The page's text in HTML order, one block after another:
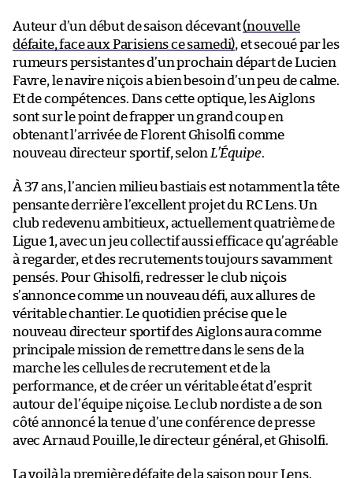
Auteur d’un début de saison décevant(nouvelle
défaite, face aux Parisiens ce samedi), et secoué par les
rumeurs persistantes d’un prochain départ de Lucien
Favre, le navire niçois a bien besoin d’un peu de calme.
Et de compétences. Dans cette optique, les Aiglons
sont sur le point de frapper un grand coup en
obtenant l’arrivée de Florent Ghisolfi comme
nouveau directeur sportif, selon L’Équipe.
À 37 ans, l’ancien milieu bastiais est notamment la tête
pensante derrière l’excellent projet du RC Lens. Un
club redevenu ambitieux, actuellement quatrième de
Ligue 1, avec un jeu collectif aussi efficace qu’agréable
à regarder, et des recrutements toujours savamment
pensés. Pour Ghisolfi, redresser le club niçois
s’annonce comme un nouveau défi, aux allures de
véritable chantier. Le quotidien précise que le
nouveau directeur sportif des Aiglons aura comme
principale mission de remettre dans le sens de la
marche les cellules de recrutement et de la
performance, et de créer un véritable état d’esprit
autour de l’équipe niçoise. Le club nordiste a de son
côté annoncé la tenue d’une conférence de presse
avec Arnaud Pouille, le directeur général, et Ghisolfi.
La voilà la première défaite de la saison pour Lens.